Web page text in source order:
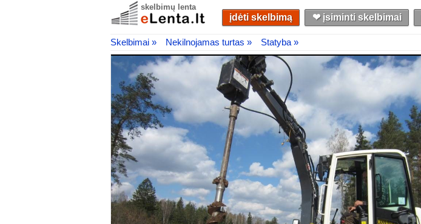
skelbimų lenta
įdėti skelbimą ❤︎ įsiminti skelbimai
Skelbimai » Nekilnojamas turtas » Statyba »